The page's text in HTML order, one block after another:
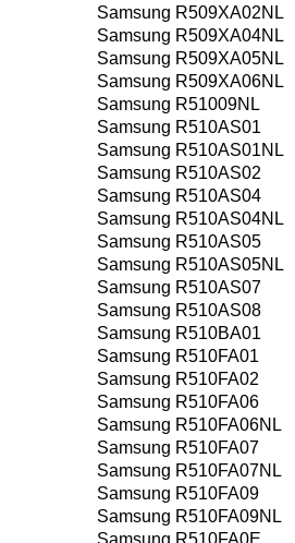
Samsung R509XA02NL
Samsung R509XA04NL
Samsung R509XA05NL
Samsung R509XA06NL
Samsung R51009NL
Samsung R510AS01
Samsung R510AS01NL
Samsung R510AS02
Samsung R510AS04
Samsung R510AS04NL
Samsung R510AS05
Samsung R510AS05NL
Samsung R510AS07
Samsung R510AS08
Samsung R510BA01
Samsung R510FA01
Samsung R510FA02
Samsung R510FA06
Samsung R510FA06NL
Samsung R510FA07
Samsung R510FA07NL
Samsung R510FA09
Samsung R510FA09NL
Samsung R510FA0E